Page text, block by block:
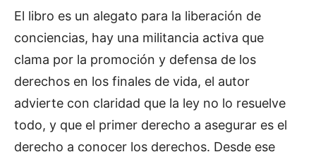
El libro es un alegato para la liberación de
conciencias, hay una militancia activa que
clama por la promoción y defensa de los
derechos en los finales de vida, el autor
advierte con claridad que la ley no lo resuelve
todo, y que el primer derecho a asegurar es el
derecho a conocer los derechos. Desde ese